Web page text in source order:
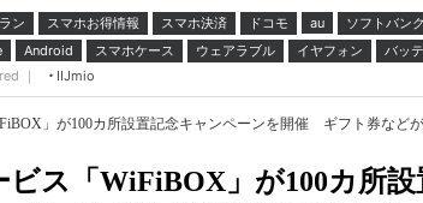
ン スマホお得情報 スマホ決済 ドコモ au ソフトバンク
Android スマホケース ウェアラブル イヤフォン バッ
｜
IIJmio
」が100カ所設置記念キャンペーンを開催 ギフト券など
ス「WiFiBOX」が100カ所設